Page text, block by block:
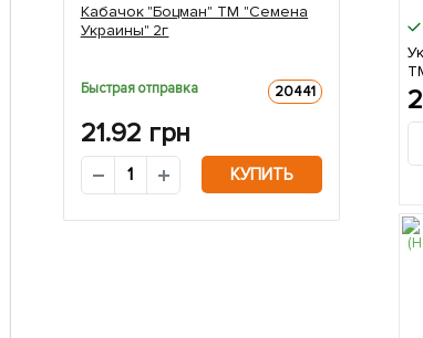
Кабачок "Боцман" ТМ "Семена
Украины" 2г
Быстрая отправка 20441
21.92 грн
КУПИТЬ